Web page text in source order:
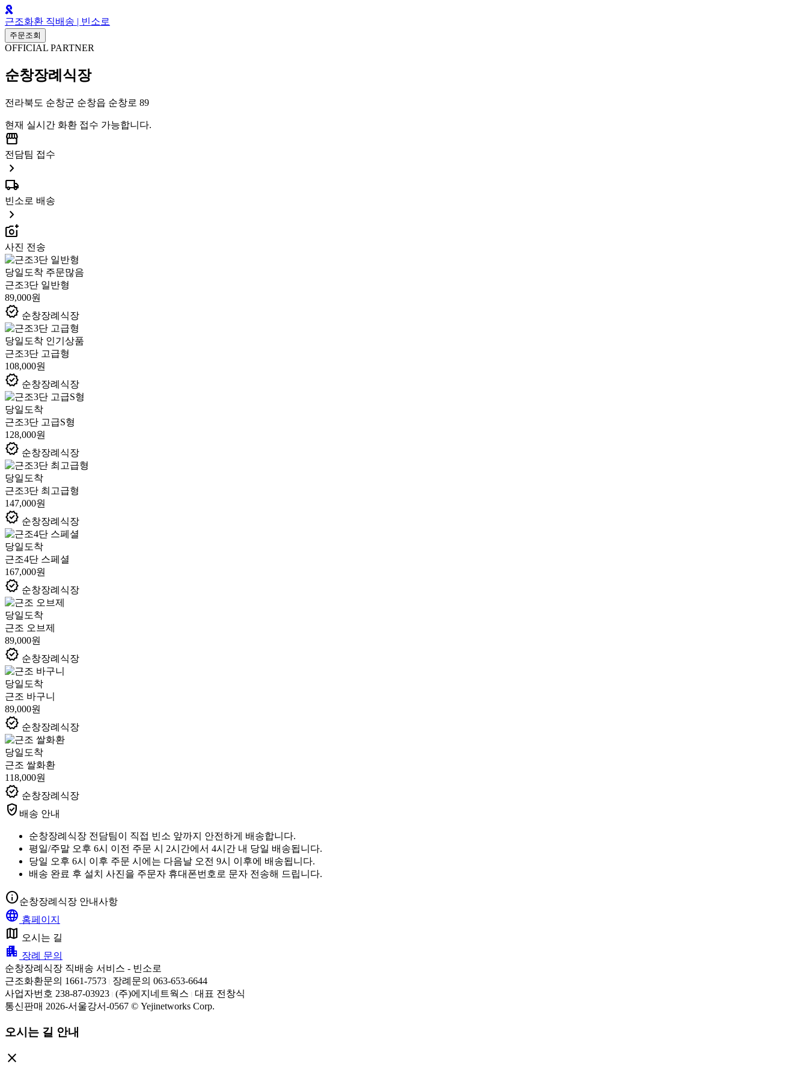
근조화환 직배송 | 빈소로
주문조회
OFFICIAL PARTNER
순창장례식장
전라북도 순창군 순창읍 순창로 89
현재 실시간 화환 접수 가능합니다.
storefront
전담팀 접수
chevron_right
local_shipping
빈소로 배송
chevron_right
add_a_photo
사진 전송
당일도착 주문많음
근조3단 일반형
89,000원
verified 순창장례식장
당일도착 인기상품
근조3단 고급형
108,000원
verified 순창장례식장
당일도착
근조3단 고급S형
128,000원
verified 순창장례식장
당일도착
근조3단 최고급형
147,000원
verified 순창장례식장
당일도착
근조4단 스페셜
167,000원
verified 순창장례식장
당일도착
근조 오브제
89,000원
verified 순창장례식장
당일도착
근조 바구니
89,000원
verified 순창장례식장
당일도착
근조 쌀화환
118,000원
verified 순창장례식장
verified_user 배송 안내
순창장례식장 전담팀이 직접 빈소 앞까지 안전하게 배송합니다.
평일/주말 오후 6시 이전 주문 시 2시간에서 4시간 내 당일 배송됩니다.
당일 오후 6시 이후 주문 시에는 다음날 오전 9시 이후에 배송됩니다.
배송 완료 후 설치 사진을 주문자 휴대폰번호로 문자 전송해 드립니다.
info순창장례식장 안내사항
language 홈페이지
map 오시는 길
apartment 장례 문의
순창장례식장 직배송 서비스 - 빈소로
근조화환문의 1661-7573
장례문의 063-653-6644
사업자번호 238-87-03923 (주)에지네트웍스
대표 전창식
통신판매 2026-서울강서-0567 © Yejinetworks Corp.
오시는 길 안내
close